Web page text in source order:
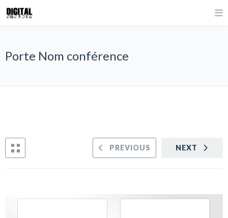
Porte Nom conférence
NEXT
PREVIOUS